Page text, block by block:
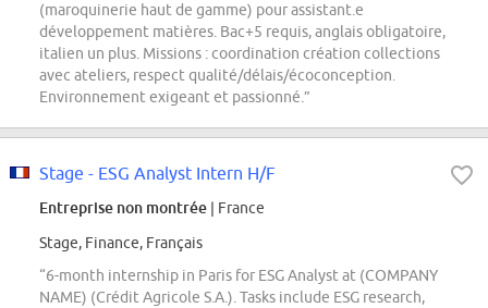
(maroquinerie haut de gamme) pour assistant.e
développement matières. Bac+5 requis, anglais obligatoire,
italien un plus. Missions : coordination création collections
avec ateliers, respect qualité/délais/écoconception.
Environnement exigeant et passionné.”
Stage - ESG Analyst Intern H/F
Entreprise non montrée | France
Stage, Finance, Français
“6-month internship in Paris for ESG Analyst at (COMPANY
NAME) (Crédit Agricole S.A.). Tasks include ESG research,